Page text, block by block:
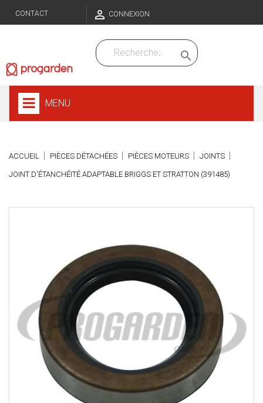
CONTACT  CONNEXION

MENU
ACCUEIL PIÈCES DÉTACHÉES PIÈCES MOTEURS JOINTS
JOINT D'ÉTANCHÉITÉ ADAPTABLE BRIGGS ET STRATTON (391485)